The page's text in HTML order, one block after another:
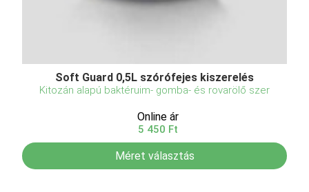
Soft Guard 0,5L szórófejes kiszerelés
Kitozán alapú baktéruim- gomba- és rovarölő szer
Online ár
5 450 Ft
Méret választás